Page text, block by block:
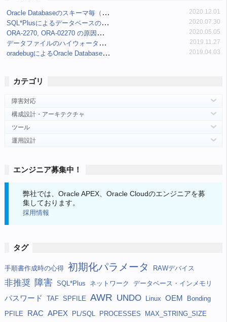
Oracle Databaseのスキーマ毎（ユーザ毎）表領域使用量の制限と確認
2020.12.01
SQL*Plusによるデータベースの接続について 2020.07.30
ORA-2270, ORA-02270 の原因と対処 2020.05.05
データファイルのハイウォーター・マーク(最高水位標/High-water Mark/HWM)を確認する 2019.11.27
oradebugによるOracle Databaseのイベント(event/events)設定確認 2019.04.03
カテゴリ
障害対応
構成設計・アーキテクチャ
ツール
運用設計
エンジニア募集中！
弊社では、Oracle APEX、Oracle Cloudのエンジニアを募
集しております。
採用情報
タグ
手順書作成時の心得 初期化パラメータ RAWデバイス
非推奨 障害 SQL*Plus ネットワーク データベース・インメモリ
パスワード TAF SPFILE AWR UNDO Linux OEM
Bonding
PFILE
RAC APEX PL/SQL PROCESSES MAX_STRING_SIZE